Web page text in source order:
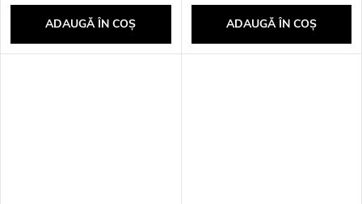
ADAUGĂ ÎN COŞ ADAUGĂ ÎN COŞ